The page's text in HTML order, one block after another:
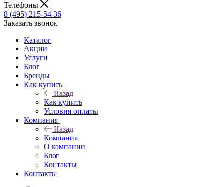
Телефоны
8 (495) 215-54-36
Заказать звонок
Каталог
Акции
Услуги
Блог
Бренды
Как купить
Назад
Как купить
Условия оплаты
Компания
Назад
Компания
О компании
Блог
Контакты
Контакты